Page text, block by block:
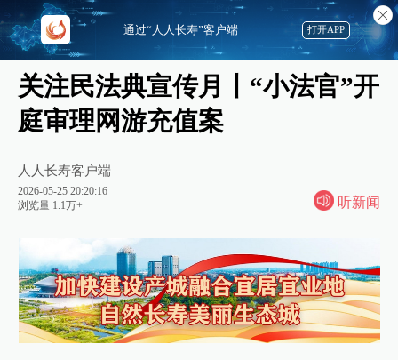
关注民法典宣传月丨“小法官”开
庭审理网游充值案
人人长寿客户端
2026-05-25 20:20:16
浏览量 1.1万+
听新闻
通过“人人长寿”客户端 打开APP